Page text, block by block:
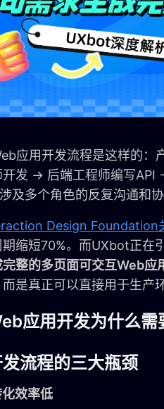
应用开发流程是这样的
开发 → 后端工程师编写
及多个角色的反复沟通和
Design Foundation
期缩短70%。而UXbot正
整的多页面可交互Web应
是真正可以直接用于生产
应用开发为什么需
流程的三大瓶颈
效率低